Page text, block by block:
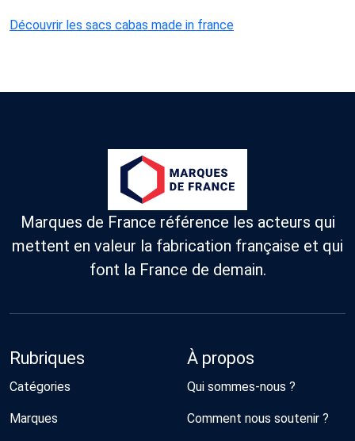
Découvrir les sacs cabas made in france
Marques de France référence les acteurs qui
mettent en valeur la fabrication française et qui
font la France de demain.
Rubriques
Catégories
Marques
À propos
Qui sommes-nous ?
Comment nous soutenir ?